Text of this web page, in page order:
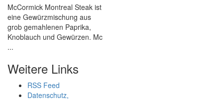
McCormick Montreal Steak ist
eine Gewürzmischung aus
grob gemahlenen Paprika,
Knoblauch und Gewürzen. Mc
...
Weitere Links
RSS Feed
Datenschutz,